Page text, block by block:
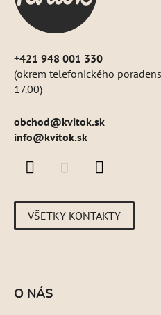
+421 948 001 330
(okrem telefonického
17.00)
obchod@kvitok.sk
info@kvitok.sk
VŠETKY KONTAKTY
O NÁS